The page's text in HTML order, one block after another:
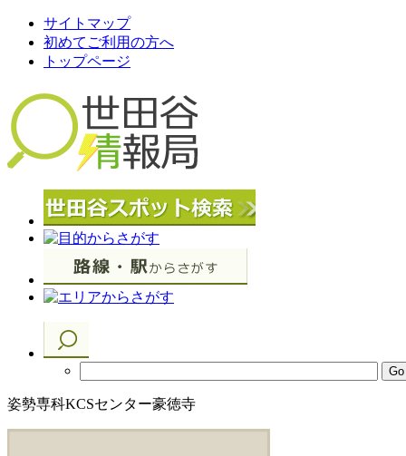
サイトマップ
初めてご利用の方へ
トップページ
姿勢専科KCSセンター豪徳寺